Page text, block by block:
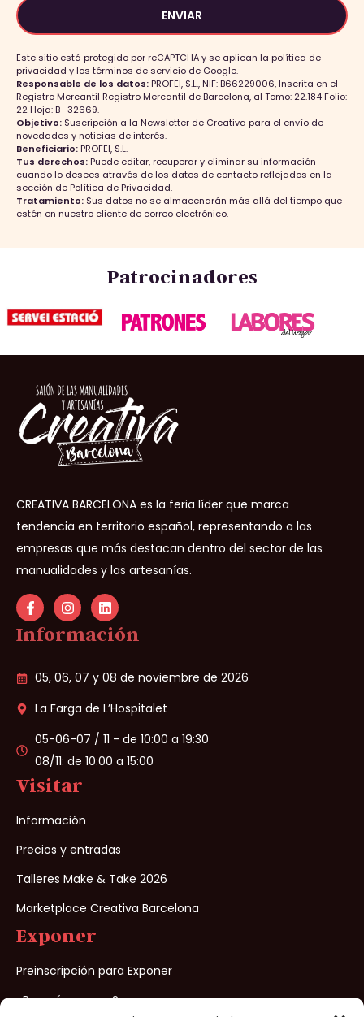
ENVIAR
Este sitio está protegido por reCAPTCHA y se aplican la política de
privacidad y los términos de servicio de Google.
Responsable de los datos: PROFEI, S.L., NIF: B66229006, Inscrita en el
Registro Mercantil Registro Mercantil de Barcelona, al Tomo: 22.184 Folio:
22 Hoja: B- 32669.
Objetivo: Suscripción a la Newsletter de Creativa para el envío de
novedades y noticias de interés.
Beneficiario: PROFEI, S.L.
Tus derechos: Puede editar, recuperar y eliminar su información
cuando lo desees através de los datos de contacto reflejados en la
sección de Política de Privacidad.
Tratamiento: Sus datos no se almacenarán más allá del tiempo que
estén en nuestro cliente de correo electrónico.
Patrocinadores
CREATIVA BARCELONA es la feria líder que marca
tendencia en territorio español, representando a las
empresas que más destacan dentro del sector de las
manualidades y las artesanías.
Información
05, 06, 07 y 08 de noviembre de 2026
La Farga de L’Hospitalet
05-06-07 / 11 - de 10:00 a 19:30
08/11: de 10:00 a 15:00
Visitar
Información
Precios y entradas
Talleres Make & Take 2026
Marketplace Creativa Barcelona
Exponer
Preinscripción para Exponer
¿Porqué exponer?